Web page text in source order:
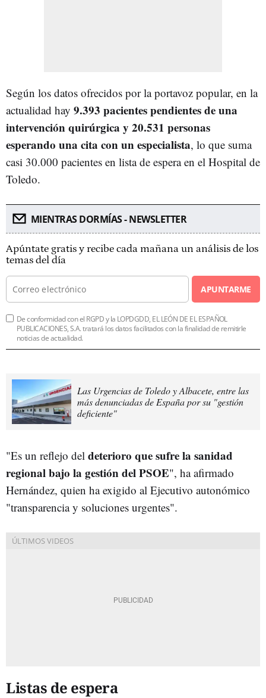
Según los datos ofrecidos por la portavoz popular, en la
actualidad hay 9.393 pacientes pendientes de una
intervención quirúrgica y 20.531 personas
esperando una cita con un especialista, lo que suma
casi 30.000 pacientes en lista de espera en el Hospital de
Toledo.
MIENTRAS DORMÍAS - NEWSLETTER
Apúntate gratis y recibe cada mañana un análisis de los
temas del día
APUNTARME
De conformidad con el RGPD y la LOPDGDD, EL LEÓN DE EL ESPAÑOL
PUBLICACIONES, S.A. tratará los datos facilitados con la finalidad de remitirle
noticias de actualidad.
Las Urgencias de Toledo y Albacete, entre las
más denunciadas de España por su "gestión
deficiente"
"Es un reflejo del deterioro que sufre la sanidad
regional bajo la gestión del PSOE", ha afirmado
Hernández, quien ha exigido al Ejecutivo autonómico
"transparencia y soluciones urgentes".
Listas de espera